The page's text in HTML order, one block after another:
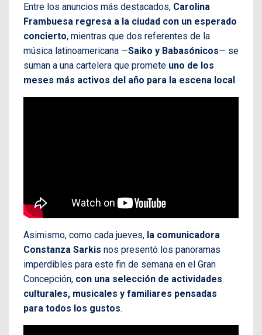
Entre los anuncios más destacados, Carolina
Frambuesa regresa a la ciudad con un esperado
concierto, mientras que dos referentes de la
música latinoamericana —Saiko y Babasónicos— se
suman a una cartelera que promete uno de los
meses más activos del año para la escena local.
Asimismo, como cada jueves, la comunicadora
Constanza Sarkis nos presentó los panoramas
imperdibles para este fin de semana en el Gran
Concepción, con una selección de actividades
culturales, musicales y familiares pensadas
para todos los gustos.